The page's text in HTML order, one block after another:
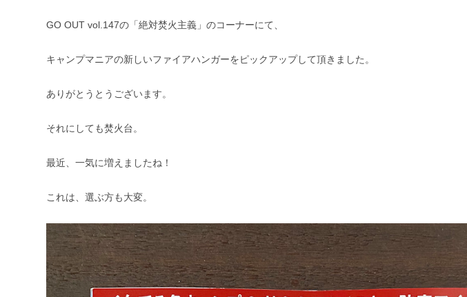
GO OUT vol.147の「絶対焚火主義」のコーナーにて、
キャンプマニアの新しいファイアハンガーをピックアップして頂きました。
ありがとうとうございます。
それにしても焚火台。
最近、一気に増えましたね！
これは、選ぶ方も大変。